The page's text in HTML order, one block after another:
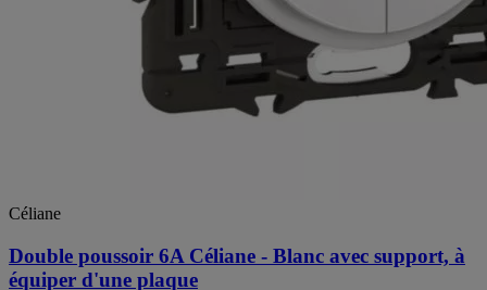
Céliane
Double poussoir 6A Céliane - Blanc avec support, à
équiper d'une plaque